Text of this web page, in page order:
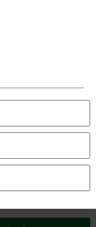
Versandkosten